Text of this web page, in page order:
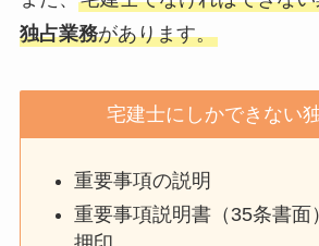
独占業務があります。
宅建士にしかできない
重要事項の説明
重要事項説明書（35条書面